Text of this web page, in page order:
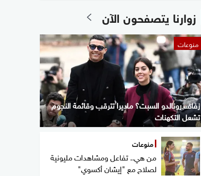
زوارنا يتصفحون الآن
منوعات
زفاف رونالدو السبت؟ ماديرا تترقب وقائمة النجوم
تشعل التكهنات
منوعات
من هي.. تفاعل ومشاهدات مليونية
لصلاح مع "إيشان أكسوي"